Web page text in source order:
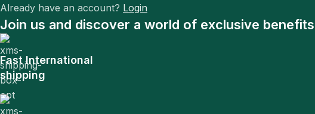
Already have an account? Login
Join us and discover a world of exclusive
Fast International
shipping